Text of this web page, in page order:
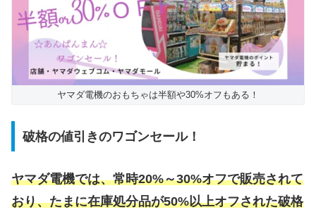
ヤマダ電機のおもちゃは半額や30%オフもある！
破格の値引きのワゴンセール！
ヤマダ電機では、常時20%～30%オフで販売されて
おり、たまに在庫処分品が50%以上オフされた破格